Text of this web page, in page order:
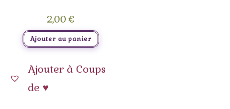
2,00€
Ajouter au panier
Ajouter à Coups
de ♥